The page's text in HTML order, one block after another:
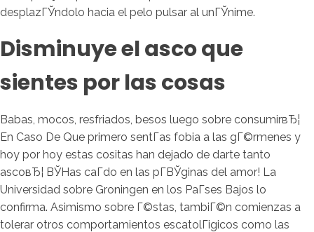
desplazГЎndolo hacia el pelo pulsar al unГЎnime.
Disminuye el asco que
sientes por las cosas
Babas, mocos, resfriados, besos luego sobre consumirвЂ¦
En Caso De Que primero sentГ­as fobia a las gГ©rmenes y
hoy por hoy estas cositas han dejado de darte tanto
ascoвЂ¦ ВЎHas caГ­do en las pГ­ВЎginas del amor! La
Universidad sobre Groningen en los PaГ­ses Bajos lo
confirma. Asimismo sobre Г©stas, tambiГ©n comienzas a
tolerar otros comportamientos escatolГіgicos como las